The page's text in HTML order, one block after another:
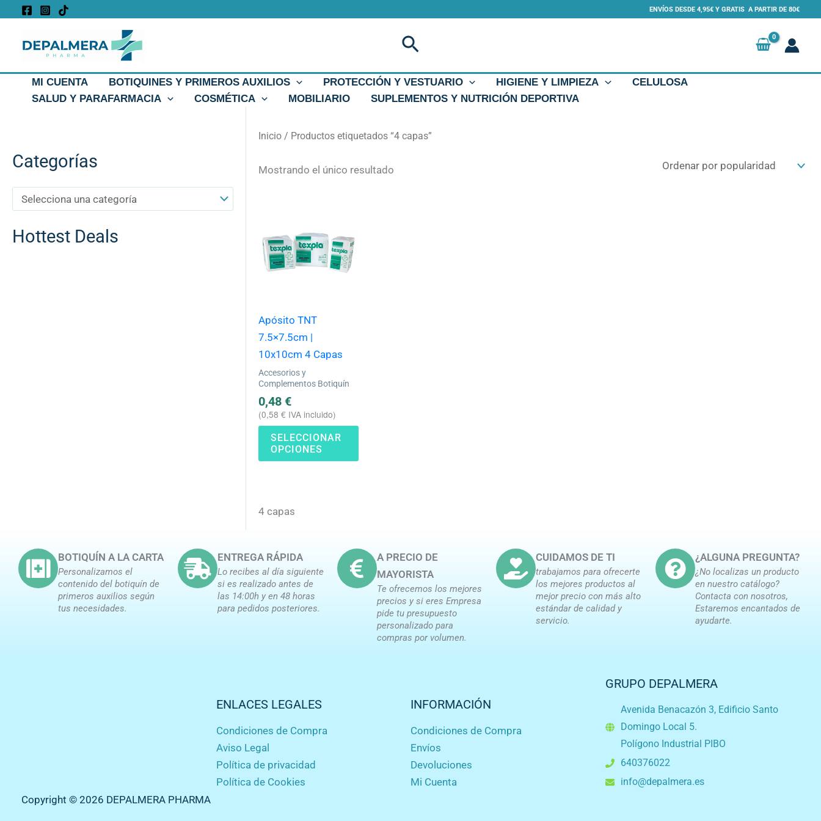
contenido
ENVÍOS DESDE 4,95€ Y GRATIS A PARTIR DE 80€
Buscar
MI CUENTA BOTIQUINES Y PRIMEROS AUXILIOS PROTECCIÓN Y VESTUARIO HIGIENE Y LIMPIEZA
CELULOSA
SALUD Y PARAFARMACIA
COSMÉTICA MOBILIARIO SUPLEMENTOS Y NUTRICIÓN DEPORTIVA
Categorías
Hottest Deals
Inicio / Productos etiquetados “4 capas”
Mostrando el único resultado
Apósito TNT
7.5×7.5cm |
10x10cm 4 Capas
Accesorios y
Complementos Botiquín
0,48€
(0,58€ IVA incluido)
SELECCIONAR
OPCIONES
4 capas
BOTIQUÍN A LA CARTA
Personalizamos el
contenido del botiquín de
primeros auxilios según
tus necesidades.
ENTREGA RÁPIDA
Lo recibes al día siguiente
si es realizado antes de
las 14:00h y en 48 horas
para pedidos posteriores.
A PRECIO DE
MAYORISTA
Te ofrecemos los mejores
precios y si eres Empresa
pide tu presupuesto
personalizado para
compras por volumen.
CUIDAMOS DE TI
trabajamos para ofrecerte
los mejores productos al
mejor precio con más alto
estándar de calidad y
servicio.
¿ALGUNA PREGUNTA?
¿No localizas un producto
en nuestro catálogo?
Contacta con nosotros,
Estaremos encantados de
ayudarte.
ENLACES LEGALES
Condiciones de Compra
Aviso Legal
Política de privacidad
Política de Cookies
INFORMACIÓN
Condiciones de Compra
Envíos
Devoluciones
Mi Cuenta
GRUPO DEPALMERA
Avenida Benacazón 3, Edificio Santo
Domingo Local 5.
Polígono Industrial PIBO
640376022
info@depalmera.es
Copyright © 2026 DEPALMERA PHARMA